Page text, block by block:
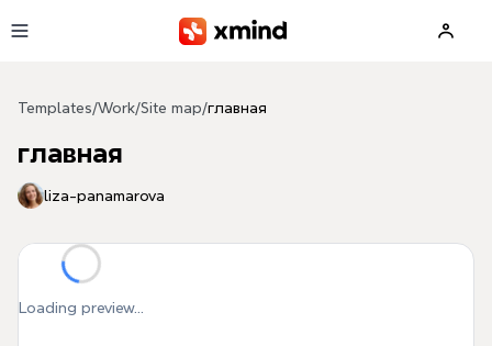
Templates/Work/Site map/главная
главная
liza-panamarova
Loading preview...